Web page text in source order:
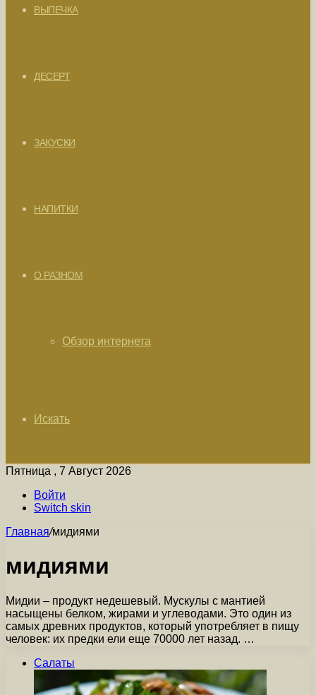
ВЫПЕЧКА
ДЕСЕРТ
ЗАКУСКИ
НАПИТКИ
О РАЗНОМ
Обзор интернета
Искать
Пятница , 7 Август 2026
Войти
Switch skin
Главная/мидиями
мидиями
Мидии – продукт недешевый. Мускулы с мантией
насыщены белком, жирами и углеводами. Это один из
самых древних продуктов, который употребляет в пищу
человек: их предки ели еще 70000 лет назад. …
Салаты